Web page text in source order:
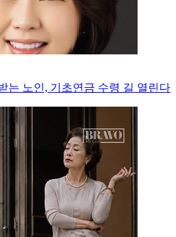
는 노인, 기초연금 수령 길 열린다